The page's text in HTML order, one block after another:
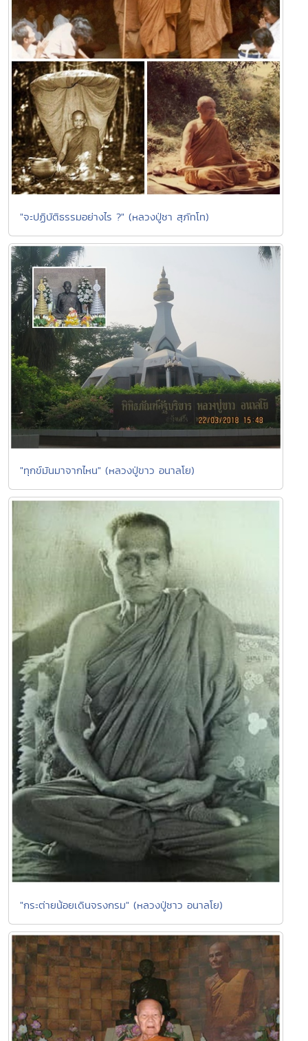
"จะปฏิบัติธรรมอย่างไร ?" (หลวงปู่ชา สุภัทโท)
"ทุกข์มันมาจากไหน" (หลวงปู่ขาว อนาลโย)
"กระต่ายน้อยเดินจรงกรม" (หลวงปู่ชาว อนาลโย)